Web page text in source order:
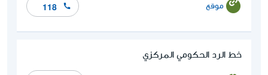
موقع 118
خط الرد الحكومي المركزي